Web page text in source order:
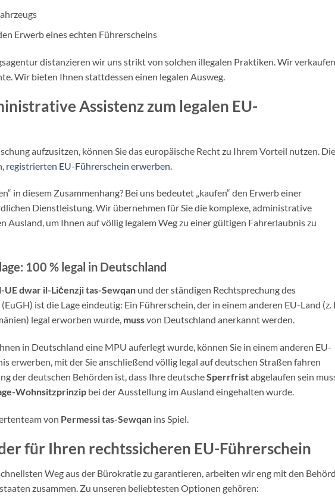
Erwerb eines echten Führerscheins
distanzieren wir uns strikt von solchen illegalen Praktiken. Wir verkaufen
Wir bieten Ihnen stattdessen einen legalen Ausweg.
Assistenz zum legalen EU-
aufzusitzen, können Sie das europäische Recht zu Ihrem Vorteil nutzen. Die
registrierten EU-Führerschein erwerben
in diesem Zusammenhang? Bei uns bedeutet „kaufen“ den Erwerb einer
Dienstleistung. Wir übernehmen für Sie die komplexe, administrative
Ausland, um Ihnen auf völlig legalem Weg zu einer gültigen Fahrerlaubnis zu
100 % legal in Deutschland
dwar il-Liċenzji tas-Sewqan und der ständigen Rechtsprechung des
ist die Lage eindeutig: Ein Führerschein, der in einem anderen EU-Land (z.
legal erworben wurde, mussvon Deutschland anerkannt werden.
in Deutschland eine MPU auferlegt wurde, können Sie in einem anderen EU-
erwerben, mit der Sie anschließend völlig legal auf deutschen Straßen fahren
der deutschen Behörden ist, dass Ihre deutscheSperrfristabgelaufen sein
Wohnsitzprinzip bei der Ausstellung im Ausland eingehalten wurde.
von Permessi tas-Sewqan ins Spiel.
für Ihren rechtssicheren EU-Führerschein
Weg aus der Bürokratie zu garantieren, arbeiten wir eng mit den
zusammen. Zu unseren beliebtesten Optionen gehören: